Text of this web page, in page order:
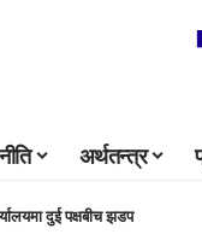
अर्थतन्त्र
दुई पक्षबीच झडप